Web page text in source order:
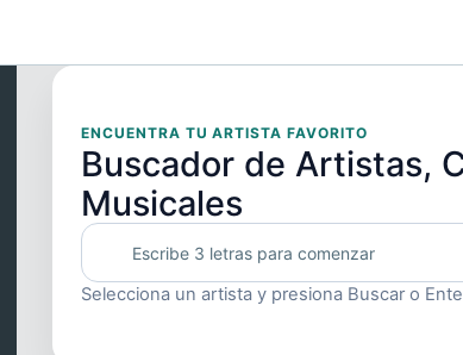
ENCUENTRA TU ARTISTA FAVORITO
Buscador de Artistas,
Musicales
Selecciona un artista y presiona Buscar o